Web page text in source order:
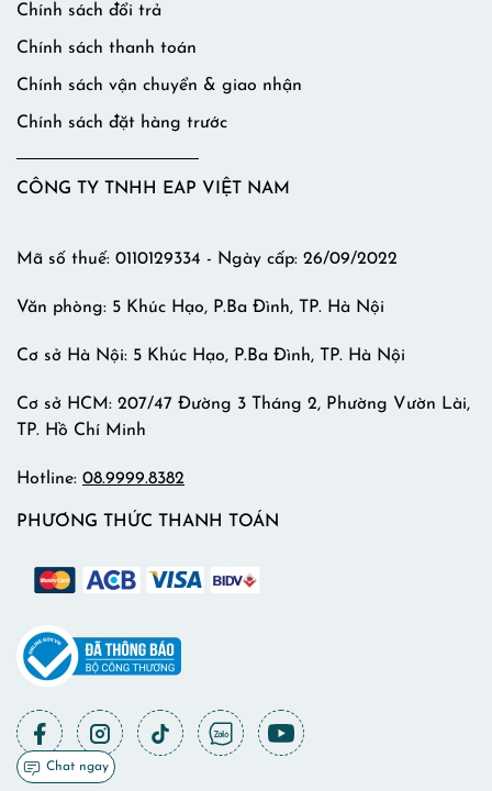
Chính sách đổi trả
Chính sách thanh toán
Chính sách vận chuyển & giao nhận
Chính sách đặt hàng trước
CÔNG TY TNHH EAP VIỆT NAM
Mã số thuế: 0110129334 - Ngày cấp: 26/09/2022
Văn phòng: 5 Khúc Hạo, P.Ba Đình, TP. Hà Nội
Cơ sở Hà Nội: 5 Khúc Hạo, P.Ba Đình, TP. Hà Nội
Cơ sở HCM: 207/47 Đường 3 Tháng 2, Phường Vườn Lài,
TP. Hồ Chí Minh
Hotline: 08.9999.8382
PHƯƠNG THỨC THANH TOÁN
Chat ngay